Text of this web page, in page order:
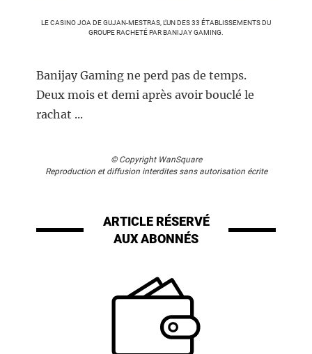
LE CASINO JOA DE GUJAN-MESTRAS, L’UN DES 33 ÉTABLISSEMENTS DU
GROUPE RACHETÉ PAR BANIJAY GAMING.
Banijay Gaming ne perd pas de temps.
Deux mois et demi après avoir bouclé le
rachat ...
© Copyright WanSquare
Reproduction et diffusion interdites sans autorisation écrite
ARTICLE RÉSERVÉ
AUX ABONNÉS